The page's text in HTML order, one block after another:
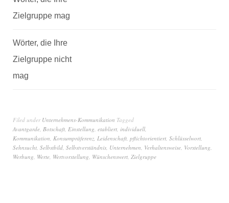
Zielgruppe mag
Wörter, die Ihre
Zielgruppe nicht
mag
Filed under Unternehmens-Kommunikation Tagged
Avantgarde, Botschaft, Einstellung, etabliert, individuell,
Kommunikation, Konsumpräferenz, Leidenschaft, pflichtorientiert, Schlüsselwort,
Sehnsucht, Selbstbild, Selbstverständnis, Unternehmen, Verhaltensweise, Vorstellung,
Werbung, Werte, Wertvorstellung, Wünschenswert, Zielgruppe